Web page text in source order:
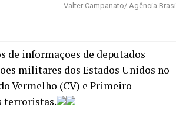
Valter Campanato/ Agência Brasil
de informações de deputados
militares dos Estados Unidos no
Vermelho (CV) e Primeiro
terroristas.